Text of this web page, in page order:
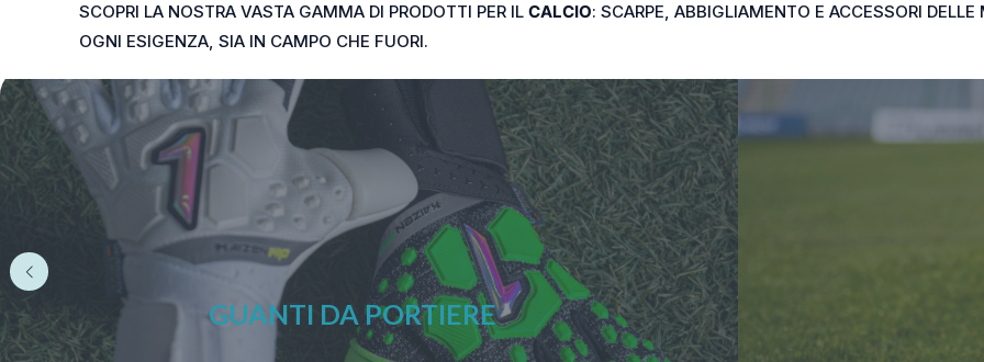
SCOPRI LA NOSTRA VASTA GAMMA DI PRODOTTI PER IL CALCIO: SCARPE, ABBIGLIAMENTO E ACCESSORI
OGNI ESIGENZA, SIA IN CAMPO CHE FUORI.
ABBIGLIAMENTO SCARPE DA CALCIO